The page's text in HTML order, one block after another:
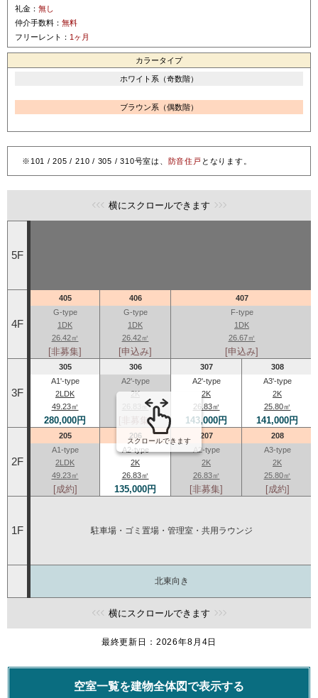
礼金： 無し
仲介手数料： 無料
フリーレント： 1ヶ月
カラータイプ
ホワイト系（奇数階）
ブラウン系（偶数階）
※101 / 205 / 210 / 305 / 310号室は、 防音住戸 となります。
横にスクロールできます
5F
4F
405
G-type
1DK
26.42㎡
[非募集]
406
G-type
1DK
26.42㎡
[申込み]
407
F-type
1DK
26.67㎡
[申込み]
3F
305
A1'-type
2LDK
49.23㎡
280,000円
306
A2'-type
2K
26.83㎡
[非募集]
307
A2'-type
2K
26.83㎡
143,000円
308
A3'-type
2K
25.80㎡
141,000円
2F
205
A1-type
2LDK
49.23㎡
[成約]
206
A2-type
2K
26.83㎡
135,000円
207
A2-type
2K
26.83㎡
[非募集]
208
A3-type
2K
25.80㎡
[成約]
1F 駐車場・ゴミ置場・管理室・共用ラウンジ
北東向き
スクロールできます
横にスクロールできます
最終更新日：2026年8月4日
空室一覧を建物全体図で表示する